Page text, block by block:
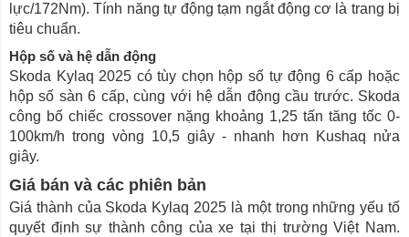
lực/172Nm). Tính năng tự động tạm ngắt động cơ là trang bị
tiêu chuẩn.
Hộp số và hệ dẫn động
Skoda Kylaq 2025 có tùy chọn hộp số tự động 6 cấp hoặc
hộp số sàn 6 cấp, cùng với hệ dẫn động cầu trước. Skoda
công bố chiếc crossover nặng khoảng 1,25 tấn tăng tốc 0-
100km/h trong vòng 10,5 giây - nhanh hơn Kushaq nửa
giây.
Giá bán và các phiên bản
Giá thành của Skoda Kylaq 2025 là một trong những yếu tố
quyết định sự thành công của xe tại thị trường Việt Nam.